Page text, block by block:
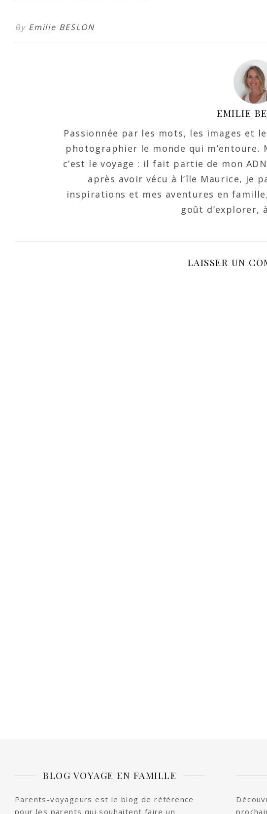
By Emilie BESLON
EMILIE
Passionnée par les mots, les images et
photographier le monde qui m’entoure.
c’est le voyage : il fait partie de mon
après avoir vécu à l’île Maurice, je
inspirations et mes aventures en
goût d’explorer,
LAISSER UN
BLOG VOYAGE EN FAMILLE
Parents-voyageurs est le blog de référence
pour les parents qui souhaitent faire un